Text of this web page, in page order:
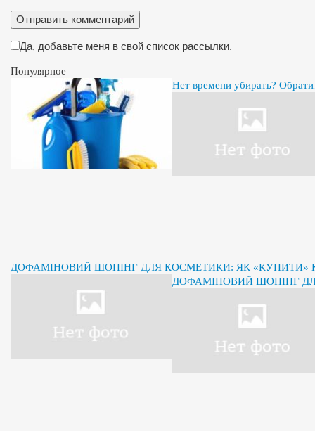
Да, добавьте меня в свой список рассылки.
Популярное
Нет времени убирать?
ДОФАМІНОВИЙ ШОПІНГ ДЛЯ КОСМЕТИКИ: ЯК «КУПИТИ»
ДОФАМІНОВИЙ ШОПІНГ